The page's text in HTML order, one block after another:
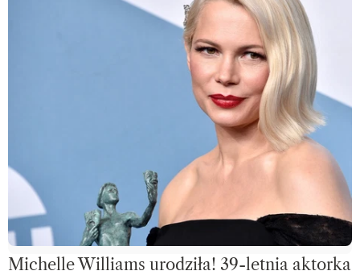
Michelle Williams urodziła! 39-letnia aktorka